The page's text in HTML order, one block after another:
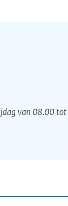
van 08.00